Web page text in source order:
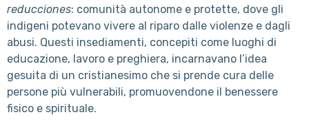
reducciones: comunità autonome e protette, dove gli
indigeni potevano vivere al riparo dalle violenze e dagli
abusi. Questi insediamenti, concepiti come luoghi di
educazione, lavoro e preghiera, incarnavano l’idea
gesuita di un cristianesimo che si prende cura delle
persone più vulnerabili, promuovendone il benessere
fisico e spirituale.